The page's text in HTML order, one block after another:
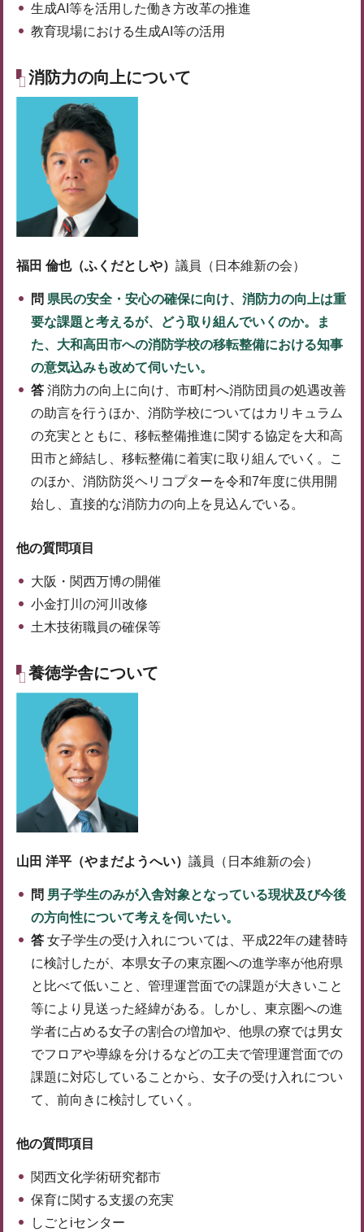
生成AI等を活用した働き方改革の推進
教育現場における生成AI等の活用
消防力の向上について
福田 倫也（ふくだとしや） 議員（日本維新の会）
問 県民の安全・安心の確保に向け、消防力の向上は重
要な課題と考えるが、どう取り組んでいくのか。ま
た、大和高田市への消防学校の移転整備における知事
の意気込みも改めて伺いたい。
答 消防力の向上に向け、市町村へ消防団員の処遇改善
の助言を行うほか、消防学校についてはカリキュラム
の充実とともに、移転整備推進に関する協定を大和高
田市と締結し、移転整備に着実に取り組んでいく。こ
のほか、消防防災ヘリコプターを令和7年度に供用開
始し、直接的な消防力の向上を見込んでいる。
他の質問項目
大阪・関西万博の開催
小金打川の河川改修
土木技術職員の確保等
養徳学舎について
山田 洋平（やまだようへい） 議員（日本維新の会）
問 男子学生のみが入舎対象となっている現状及び今後
の方向性について考えを伺いたい。
答 女子学生の受け入れについては、平成22年の建替時
に検討したが、本県女子の東京圏への進学率が他府県
と比べて低いこと、管理運営面での課題が大きいこと
等により見送った経緯がある。しかし、東京圏への進
学者に占める女子の割合の増加や、他県の寮では男女
でフロアや導線を分けるなどの工夫で管理運営面での
課題に対応していることから、女子の受け入れについ
て、前向きに検討していく。
他の質問項目
関西文化学術研究都市
保育に関する支援の充実
しごとiセンター